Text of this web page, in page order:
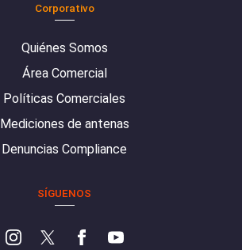
Corporativo
Quiénes Somos
Área Comercial
Políticas Comerciales
Mediciones de antenas
Denuncias Compliance
SÍGUENOS